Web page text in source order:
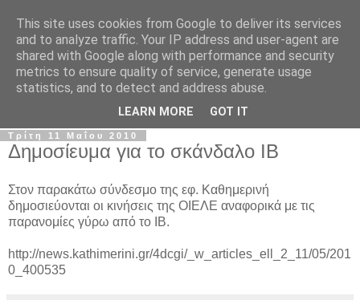
Σ.Ι.Ε.Λ.Β.Ε.
Ο επίσημος ιστότοπος του Συλλόγου Ιδιωτικών
Εκπαιδευτικών Λειτουργών Βόρειας Ελλάδας
Τρίτη 11 Μαΐου 2010
Δημοσίευμα για το σκάνδαλο ΙΒ
Στον παρακάτω σύνδεσμο της εφ. Καθημερινή
δημοσιεύονται οι κινήσεις της ΟΙΕΛΕ αναφορικά με τις
παρανομίες γύρω από το ΙΒ.
http://news.kathimerini.gr/4dcgi/_w_articles_ell_2_11/05/201
0_400535
This site uses cookies from Google to deliver its services
and to analyze traffic. Your IP address and user-agent are
shared with Google along with performance and security
metrics to ensure quality of service, generate usage
statistics, and to detect and address abuse.
LEARN MORE GOT IT